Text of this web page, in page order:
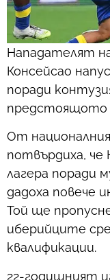
Нападателят
Консейсао
поради
предстоящото
От
потвърдиха, че
лагера поради
дадоха повече
Той ще
иберийците
квалификации.
22-годишният